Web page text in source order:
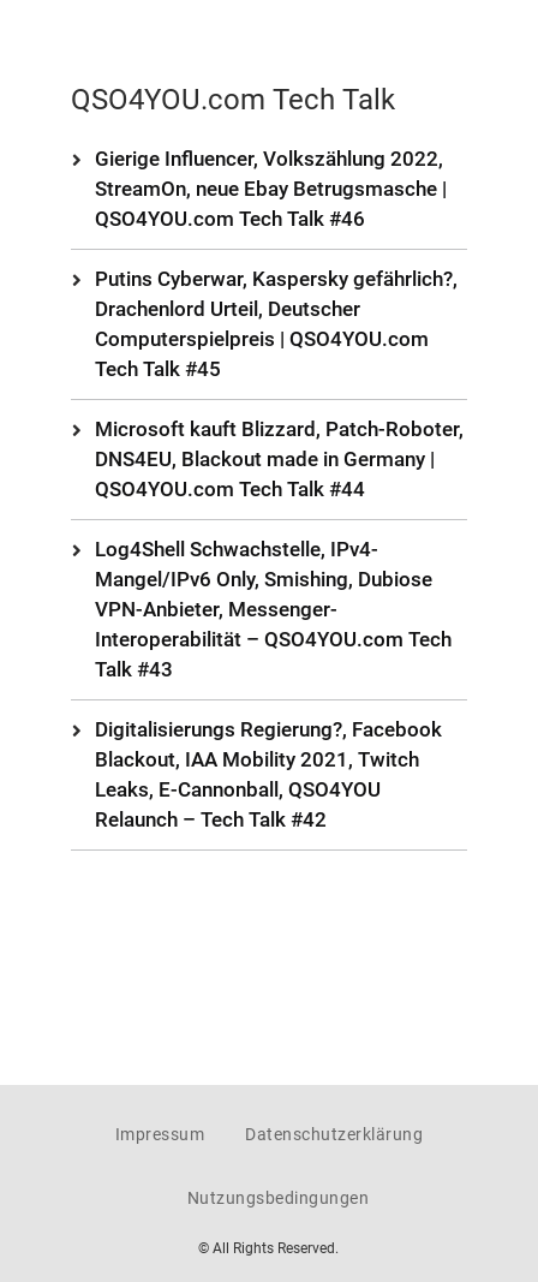
QSO4YOU.com Tech Talk
Gierige Influencer, Volkszählung 2022,
StreamOn, neue Ebay Betrugsmasche |
QSO4YOU.com Tech Talk #46
Putins Cyberwar, Kaspersky gefährlich?,
Drachenlord Urteil, Deutscher
Computerspielpreis | QSO4YOU.com
Tech Talk #45
Microsoft kauft Blizzard, Patch-Roboter,
DNS4EU, Blackout made in Germany |
QSO4YOU.com Tech Talk #44
Log4Shell Schwachstelle, IPv4-
Mangel/IPv6 Only, Smishing, Dubiose
VPN-Anbieter, Messenger-
Interoperabilität – QSO4YOU.com Tech
Talk #43
Digitalisierungs Regierung?, Facebook
Blackout, IAA Mobility 2021, Twitch
Leaks, E-Cannonball, QSO4YOU
Relaunch – Tech Talk #42
Impressum Datenschutzerklärung
Nutzungsbedingungen
© All Rights Reserved.